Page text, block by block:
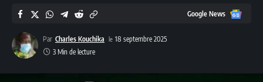
Par Charles Kouchika
18 septembre 2025
3 Min de lecture
Google News Google